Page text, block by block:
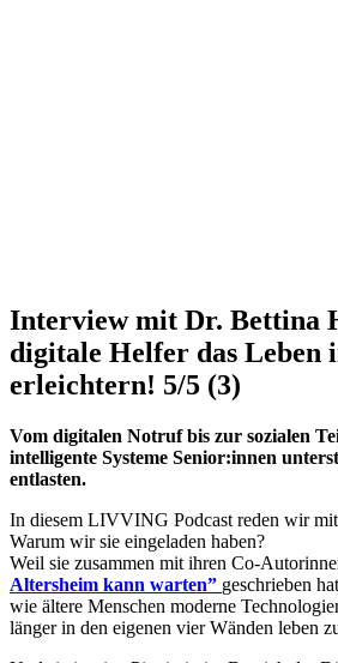
Interview mit Dr. Bettina
digitale Helfer das Leben
erleichtern! 5/5 (3)
Vom digitalen Notruf bis zur sozialen
intelligente Systeme Senior:innen
entlasten.
In diesem LIVVING Podcast reden wir mit
Warum wir sie eingeladen haben?
Weil sie zusammen mit ihren Co-
Altersheim kann warten” geschrieben
wie ältere Menschen moderne
länger in den eigenen vier Wänden leben